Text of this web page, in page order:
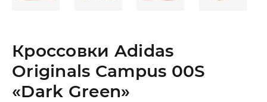
Кроссовки Adidas
Originals Campus 00S
«Dark Green»